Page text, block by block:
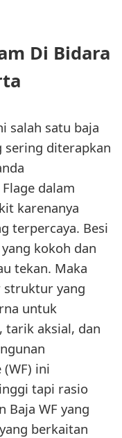
Di Bidara
salah satu baja
sering diterapkan
dalam
karenanya
terpercaya. Besi
kokoh dan
tekan. Maka
struktur yang
untuk
tarik aksial, dan
ini
tapi rasio
Baja WF yang
berkaitan